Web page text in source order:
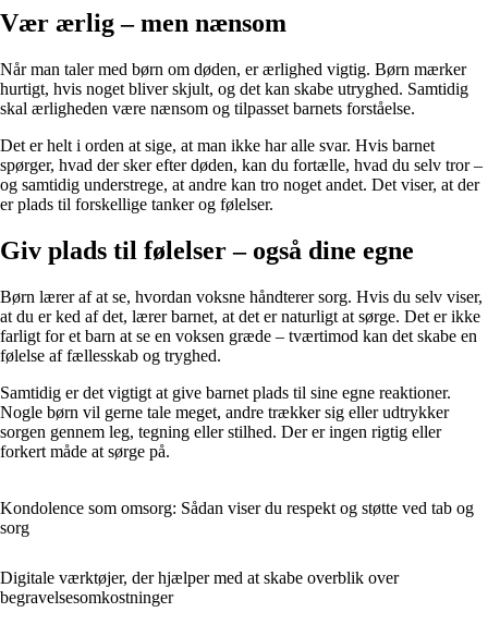
Vær ærlig – men nænsom
Når man taler med børn om døden, er ærlighed vigtig. Børn mærker
hurtigt, hvis noget bliver skjult, og det kan skabe utryghed. Samtidig
skal ærligheden være nænsom og tilpasset barnets forståelse.
Det er helt i orden at sige, at man ikke har alle svar. Hvis barnet
spørger, hvad der sker efter døden, kan du fortælle, hvad du selv tror –
og samtidig understrege, at andre kan tro noget andet. Det viser, at der
er plads til forskellige tanker og følelser.
Giv plads til følelser – også dine egne
Børn lærer af at se, hvordan voksne håndterer sorg. Hvis du selv viser,
at du er ked af det, lærer barnet, at det er naturligt at sørge. Det er ikke
farligt for et barn at se en voksen græde – tværtimod kan det skabe en
følelse af fællesskab og tryghed.
Samtidig er det vigtigt at give barnet plads til sine egne reaktioner.
Nogle børn vil gerne tale meget, andre trækker sig eller udtrykker
sorgen gennem leg, tegning eller stilhed. Der er ingen rigtig eller
forkert måde at sørge på.
Kondolence som omsorg: Sådan viser du respekt og støtte ved tab og
sorg
Digitale værktøjer, der hjælper med at skabe overblik over
begravelsesomkostninger